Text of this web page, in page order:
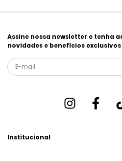
Assine nossa newsletter e tenha
novidades e benefícios exclusivos
Institucional